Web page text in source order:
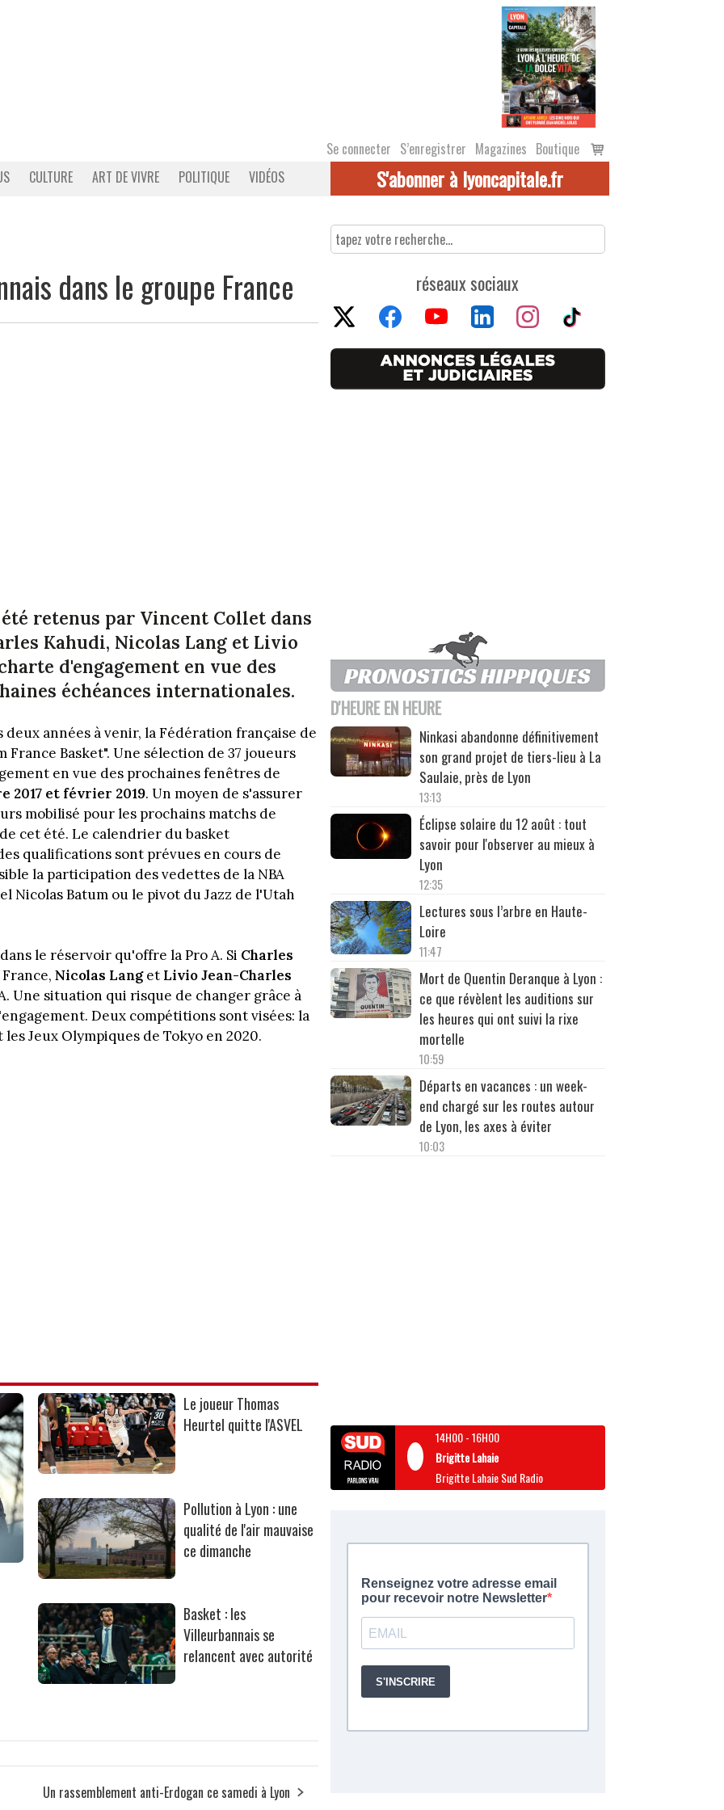
Se connecter S’enregistrer Magazines Boutique
Voir
le
CULTURE ART DE VIVRE POLITIQUE VIDÉOS S'abonner à lyoncapitale.fr
dans le groupe France
retenus par Vincent Collet dans
Kahudi, Nicolas Lang et Livio
d'engagement en vue des
échéances internationales.
années à venir, la Fédération française de
Basket". Une sélection de 37 joueurs
en vue des prochaines fenêtres de
2017 et février 2019. Un moyen de s'assurer
mobilisé pour les prochains matchs de
cet été. Le calendrier du basket
qualifications sont prévues en cours de
la participation des vedettes de la NBA
Nicolas Batum ou le pivot du Jazz de l'Utah
le réservoir qu'offre la Pro A. Si Charles
Nicolas Langet Livio Jean-Charles
Une situation qui risque de changer grâce à
Deux compétitions sont visées: la
Jeux Olympiques de Tokyo en 2020.
Le joueur Thomas
Heurtel quitte l'ASVEL
Pollution à Lyon : une
qualité de l'air mauvaise
ce dimanche
Basket : les
Villeurbannais se
relancent avec autorité
Un rassemblement anti-Erdogan ce samedi à Lyon
réseaux sociaux
D'HEURE EN HEURE
Ninkasi abandonne définitivement
son grand projet de tiers-lieu à La
Saulaie, près de Lyon
13:13
Éclipse solaire du 12 août : tout
savoir pour l'observer au mieux à
Lyon
12:35
Lectures sous l’arbre en Haute-
Loire
11:47
Mort de Quentin Deranque à Lyon :
ce que révèlent les auditions sur
les heures qui ont suivi la rixe
mortelle
10:59
Départs en vacances : un week-
end chargé sur les routes autour
de Lyon, les axes à éviter
10:03
14H00-16H00
Brigitte Lahaie
Brigitte Lahaie Sud Radio